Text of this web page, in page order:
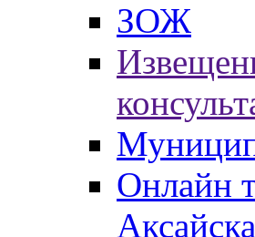
ЗОЖ
Онлайн